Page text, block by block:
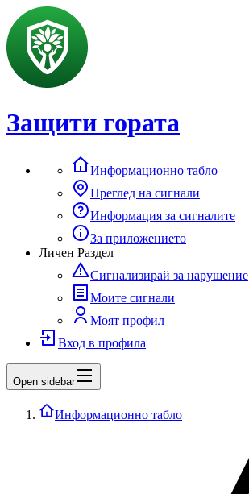
Защити гората
Информационно табло
Преглед на сигнали
Информация за сигналите
За приложението
Личен Раздел
Сигнализирай за нарушение
Моите сигнали
Моят профил
Вход в профила
Open sidebar
Информационно табло